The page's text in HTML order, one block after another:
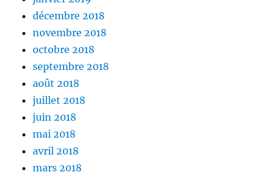
décembre 2018
novembre 2018
octobre 2018
septembre 2018
août 2018
juillet 2018
juin 2018
mai 2018
avril 2018
mars 2018